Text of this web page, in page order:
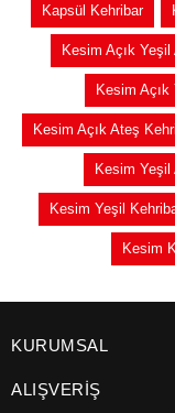
Kapsül Kehribar
Kesim Açık Yeşil
Kesim
Kesim Açık Ateş
Kesim Yeşil
Kesim Yeşil
Kesim
KURUMSAL
ALIŞVERİŞ